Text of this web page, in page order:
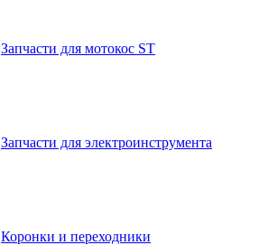
Запчасти для мотокос ST
Запчасти для электроинструмента
Коронки и переходники